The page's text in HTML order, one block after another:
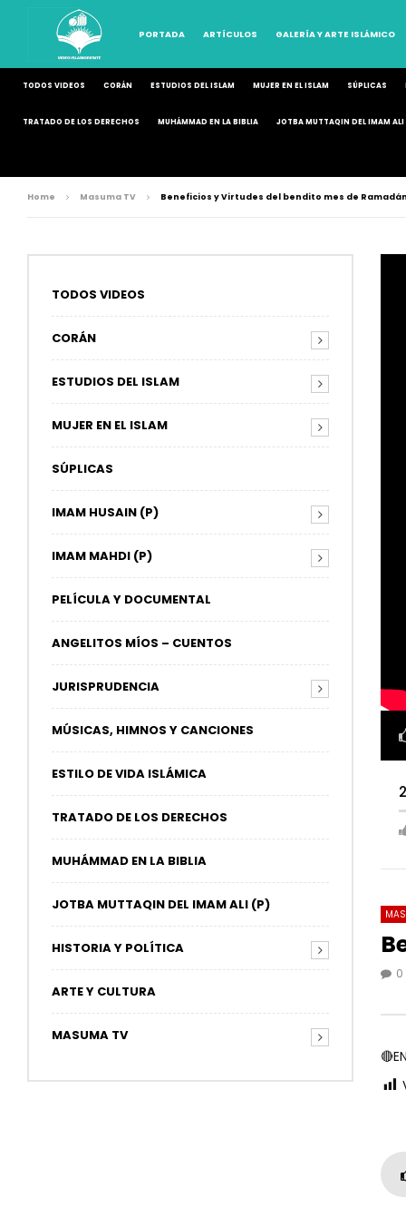
PORTADA ARTÍCULOS GALERÍA Y ARTE ISLÁMICO
TODOS VIDEOS CORÁN ESTUDIOS DEL ISLAM MUJER EN EL ISLAM SÚPLICAS
TRATADO DE LOS DERECHOS MUHÁMMAD EN LA BIBLIA JOTBA MUTTAQIN DEL IMAM
Home Masuma TV Beneficios y Virtudes del bendito mes de Ramadán
0
0
TODOS VIDEOS
CORÁN
ESTUDIOS DEL ISLAM
MUJER EN EL ISLAM
SÚPLICAS
IMAM HUSAIN (P)
IMAM MAHDI (P)
PELÍCULA Y DOCUMENTAL
ANGELITOS MÍOS – CUENTOS
JURISPRUDENCIA
MÚSICAS, HIMNOS Y CANCIONES
ESTILO DE VIDA ISLÁMICA
TRATADO DE LOS DERECHOS
MUHÁMMAD EN LA BIBLIA
JOTBA MUTTAQIN DEL IMAM ALI (P)
HISTORIA Y POLÍTICA
ARTE Y CULTURA
MASUMA TV